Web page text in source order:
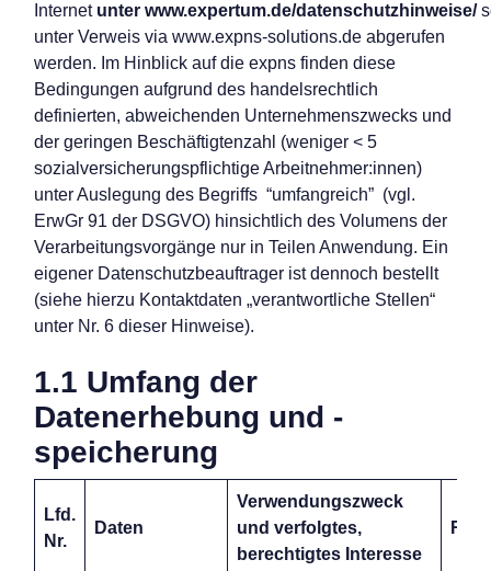
Internet unter www.expertum.de/datenschutzhinweise/
unter Verweis via www.expns-solutions.de abgerufen
werden. Im Hinblick auf die expns finden diese
Bedingungen aufgrund des handelsrechtlich
definierten, abweichenden Unternehmenszwecks und
der geringen Beschäftigtenzahl (weniger < 5
sozialversicherungspflichtige Arbeitnehmer:innen)
unter Auslegung des Begriffs “umfangreich” (vgl.
ErwGr 91 der DSGVO) hinsichtlich des Volumens der
Verarbeitungsvorgänge nur in Teilen Anwendung. Ein
eigener Datenschutzbeauftrager ist dennoch bestellt
(siehe hierzu Kontaktdaten „verantwortliche Stellen“
unter Nr. 6 dieser Hinweise).
1.1 Umfang der
Datenerhebung und -
speicherung
Lfd.
Nr.
Daten
Verwendungszweck
und verfolgtes,
berechtigtes Interesse